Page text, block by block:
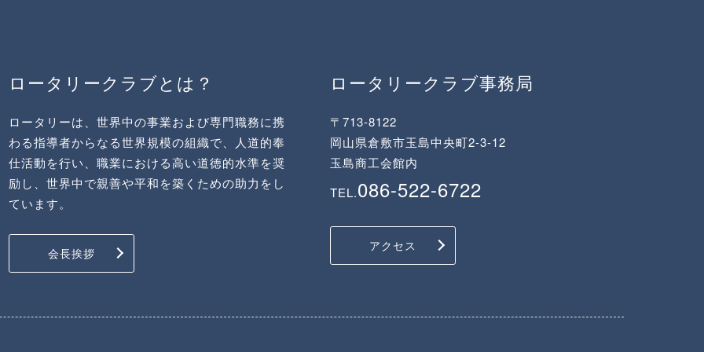
ロータリークラブとは？
ロータリーは、世界中の事業および専門職務に携
わる指導者からなる世界規模の組織で、人道的奉
仕活動を行い、職業における高い道徳的水準を奨
励し、世界中で親善や平和を築くための助力をし
ています。
会長挨拶
ロータリークラブ事務局
〒713-8122
岡山県倉敷市玉島中央町2-3-12
玉島商工会館内
TEL.086-522-6722
アクセス